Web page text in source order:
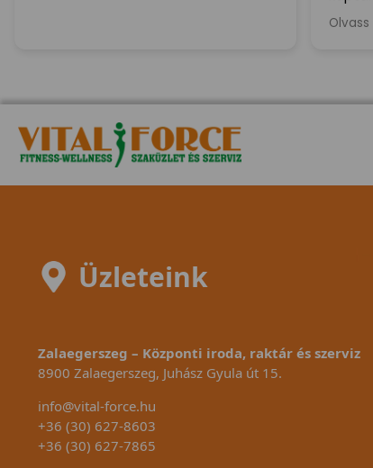
Üzleteink
Zalaegerszeg – Központi iroda, raktár és szerviz
8900 Zalaegerszeg, Juhász Gyula út 15.
info@vital-force.hu
+36 (30) 627-8603
+36 (30) 627-7865